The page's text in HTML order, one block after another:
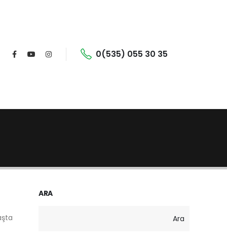
0(535) 055 30 35
ARA
Ara